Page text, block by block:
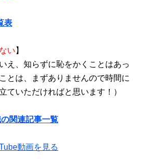
表
い 】
え、知らずに恥をかくことはあっ
とは、まずありませんので時間に
ていただければと思います！）
関連記事一覧
動画を見る